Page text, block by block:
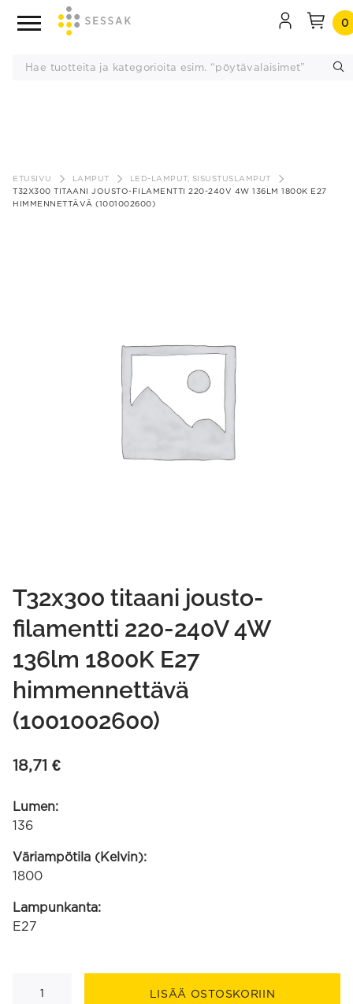
sisältöön
0
ETUSIVU LAMPUT
LED-LAMPUT, SISUSTUSLAMPUT
T32X300 TITAANI JOUSTO-FILAMENTTI 220-240V 4W 136LM 1800K E27
HIMMENNETTÄVÄ (1001002600)
T32x300 titaani jousto-
filamentti 220-240V 4W
136lm 1800K E27
himmennettävä
(1001002600)
18,71 €
Lumen:
136
Väriampötila (Kelvin):
1800
Lampunkanta:
E27
titaani
LISÄÄ OSTOSKORIIN